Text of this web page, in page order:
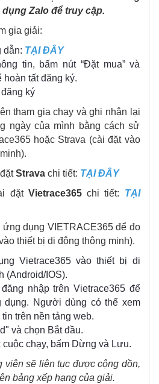
Zalo để truy cập.
gia giải:
dẫn: TẠI ĐÂY
tin, bấm nút “Đặt mua” và
hoàn tất đăng ký.
ký
tham gia chạy và ghi nhận lại
ngày của mình bằng cách sử
hoặc Strava (cài đặt vào
Strava chi tiết: TẠI ĐÂY
đặt Vietrace365chi tiết:
TẠI
dụng VIETRACE365 để đo
thiết bị di động thông minh).
Vietrace365 vào thiết bị di
(Android/IOS).
nhập trên Vietrace365 để
dụng. Người dùng có thể xem
trên nền tảng web.
và chọn Bắt đầu.
cuộc chạy, bấm Dừng và Lưu.
viên sẽ liên tục được cộng dồn,
bảng xếp hạng của giải.